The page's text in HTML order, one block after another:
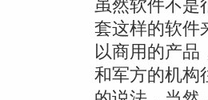
虽然软件不是
套这样的软件
以商用的产品
和军方的机构